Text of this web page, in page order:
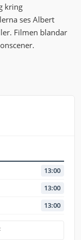
kring
ses Albert
Filmen blandar
13:00
13:00
13:00